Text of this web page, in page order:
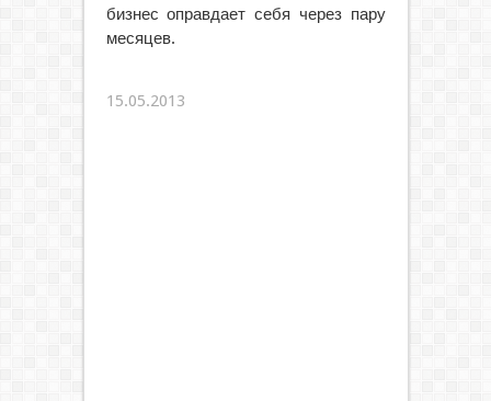
бизнес оправдает себя через пару
месяцев.
15.05.2013